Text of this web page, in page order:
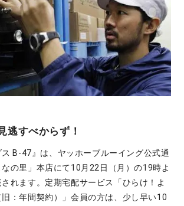
逃すべからず！
ス B-47』は、ヤッホーブルーイング公式通
の里」本店にて10月22日（月）の19時よ
れます。定期宅配サービス「ひらけ！よ
：年間契約）」会員の方は、少し早い10